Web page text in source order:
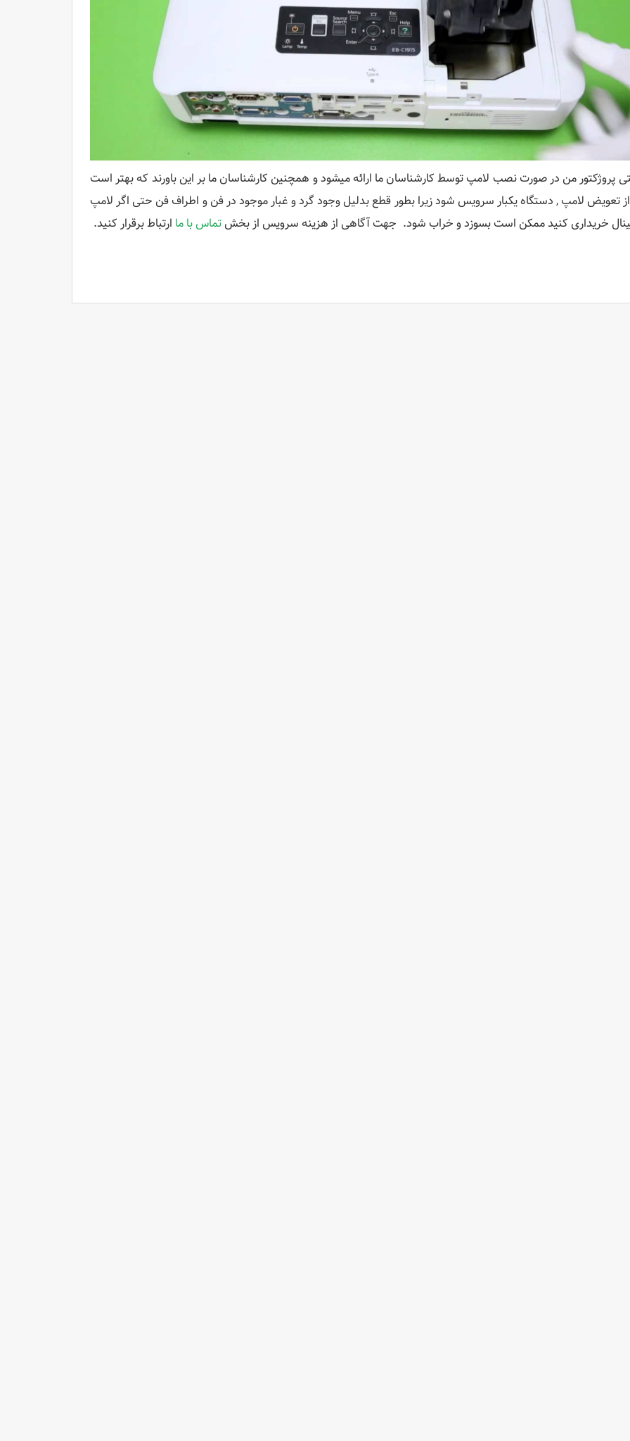
پروژکتور من در صورت نصب لامپ توسط کارشناسان ما ارائه میشود و همچنین کارشناسان ما بر این باورند که بهتر است
تعویض لامپ , دستگاه یکبار سرویس شود زیرا بطور قطع بدلیل وجود گرد و غبار موجود در فن و اطراف فن حتی اگر لامپ
خریداری کنید ممکن است بسوزد و خراب شود. جهت آگاهی از هزینه سرویس از بخشتماس با ما ارتباط برقرار کنید.